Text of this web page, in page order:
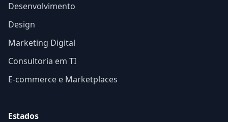
Desenvolvimento
Design
Marketing Digital
Consultoria em TI
E-commerce e Marketplaces
Estados